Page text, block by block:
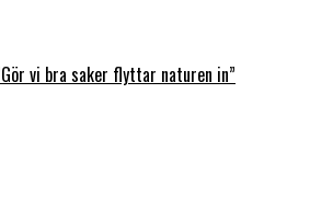
vi bra saker flyttar naturen in”